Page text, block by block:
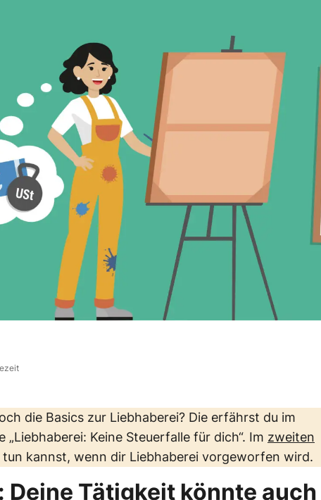
die Basics zur Liebhaberei? Die erfährst du im
„Liebhaberei: Keine Steuerfalle für dich“. Im zweiten
tun kannst, wenn dir Liebhaberei vorgeworfen wird.
Deine Tätigkeit könnte auch